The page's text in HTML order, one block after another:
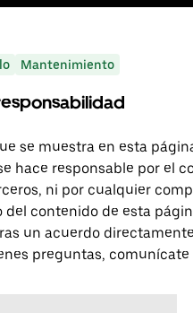
Mantenimiento
se muestra en esta
hace responsable por el
ni por cualquier
del contenido de esta
un acuerdo
preguntas,